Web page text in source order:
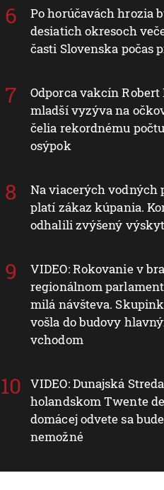
Po horúčavách hrozia
desiatich okresoch
časti Slovenska počas
Odporca vakcín Robert
mladší vyzýva na
čelia rekordnému
osýpok
Na viacerých vodných
platí zákaz kúpania.
odhalili zvýšený
VIDEO: Rokovanie v
regionálnom
milá návšteva.
vošla do budovy
vchodom
VIDEO: Dunajská
holandskom Twente
domácej odvete sa
nemožné